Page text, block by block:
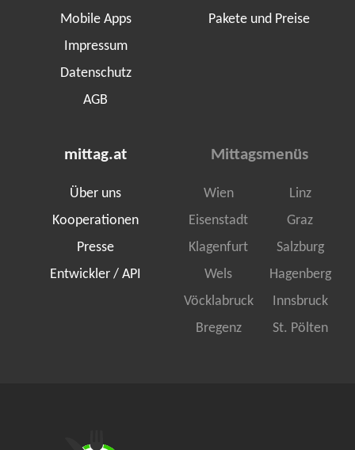
Mobile Apps
Impressum
Datenschutz
AGB
Pakete und Preise
mittag.at
Über uns
Kooperationen
Presse
Entwickler / API
Mittagsmenüs
Wien
Linz
Eisenstadt
Graz
Klagenfurt
Salzburg
Wels
Hagenberg
Vöcklabruck
Innsbruck
Bregenz
St. Pölten